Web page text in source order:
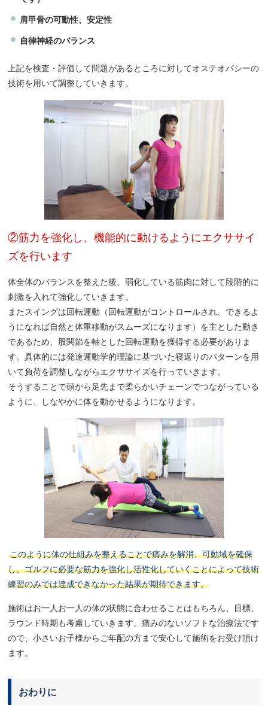
肩甲骨の可動性、安定性
自律神経のバランス
上記を検査・評価して問題があるところに対してオステオパシーの
技術を用いて調整していきます。
②筋力を強化し、機能的に動けるようにエクササイ
ズを行います
体全体のバランスを整えた後、弱化している筋肉に対して段階的に
刺激を入れて強化していきます。
またスイングは回転運動（回転運動がコントロールされ、できるよ
うになれば自然と体重移動がスムーズになります）を主とした動き
であるため、股関節を軸とした回転運動を獲得する必要がありま
す。具体的には発達運動学的理論に基づいた寝返りのパターンを用
いて負荷を調整しながらエクササイズを行っていきます。
そうすることで頭から足先まで柔らかいチェーンでつながっている
ように、しなやかに体を動かせるようになります。
このように体の仕組みを整えることで痛みを解消、可動域を確保
し、ゴルフに必要な筋力を強化し活性化していくことによって技術
練習のみでは達成できなかった結果が期待できます。
施術はお一人お一人の体の状態に合わせることはもちろん、目標、
ラウンド時期も考慮していきます。痛みのないソフトな治療法です
ので、小さいお子様からご年配の方まで安心して施術をお受け頂け
ます。
おわりに